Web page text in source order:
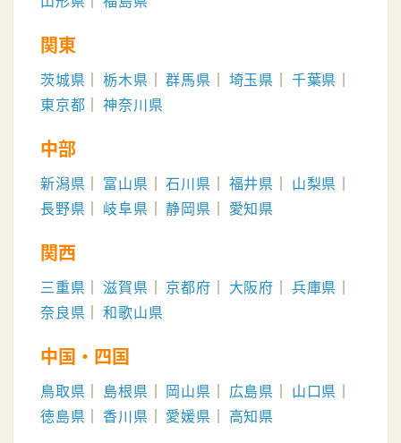
関東
茨城県 栃木県 群馬県 埼玉県
千葉県
東京都
神奈川県
中部
新潟県 富山県 石川県 福井県
山梨県
長野県
岐阜県 静岡県 愛知県
関西
三重県 滋賀県 京都府 大阪府
兵庫県
奈良県
和歌山県
中国・四国
鳥取県 島根県 岡山県 広島県
山口県
徳島県
香川県 愛媛県 高知県